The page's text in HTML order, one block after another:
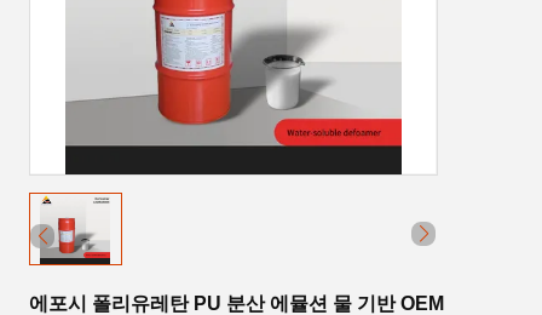
에포시 폴리유레탄 PU 분산 에뮬션 물 기반 OEM